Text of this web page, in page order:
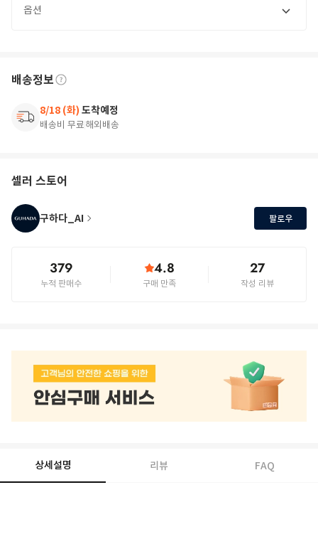
옵션
배송정보
8/18 (화) 도착예정
배송비 무료해외배송
셀러 스토어
구하다_AI 팔로우
379
누적 판매수
4.8
구매 만족
27
작성 리뷰
상세설명 리뷰 FAQ